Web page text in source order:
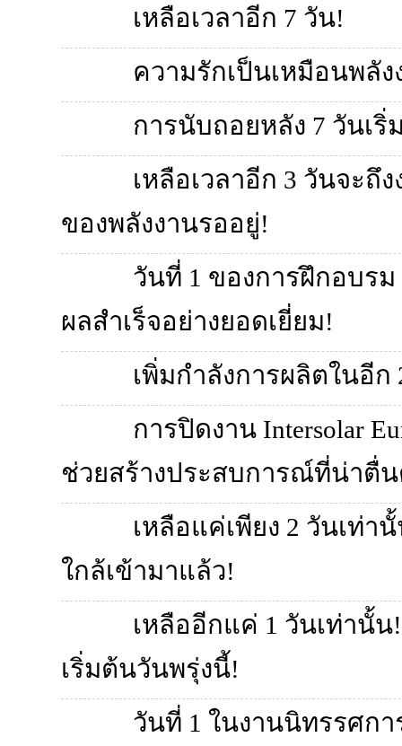
เหลือเวลาอีก 7 วัน!
ความรักเป็นเหมือนพลั
การนับถอยหลัง 7 วันเ
เหลือเวลาอีก 3 วันจะถึง
ของพลังงานรออยู่!
วันที่ 1 ของการฝึกอบร
ผลสำเร็จอย่างยอดเยี่ยม!
เพิ่มกำลังการผลิตในอีก
การปิดงาน Intersolar
ช่วยสร้างประสบการณ์ที่น่าตื่น
เหลือแค่เพียง 2 วันเท่า
ใกล้เข้ามาแล้ว!
เหลืออีกแค่ 1 วันเท่านั้น!
เริ่มต้นวันพรุ่งนี้!
วันที่ 1 ในงานนิทรรศกา